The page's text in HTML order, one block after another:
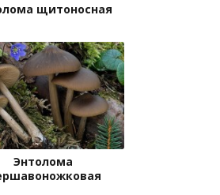
щитоносная
Энтолома